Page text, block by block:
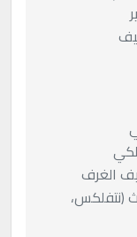
الغرف
(نتفلكس،